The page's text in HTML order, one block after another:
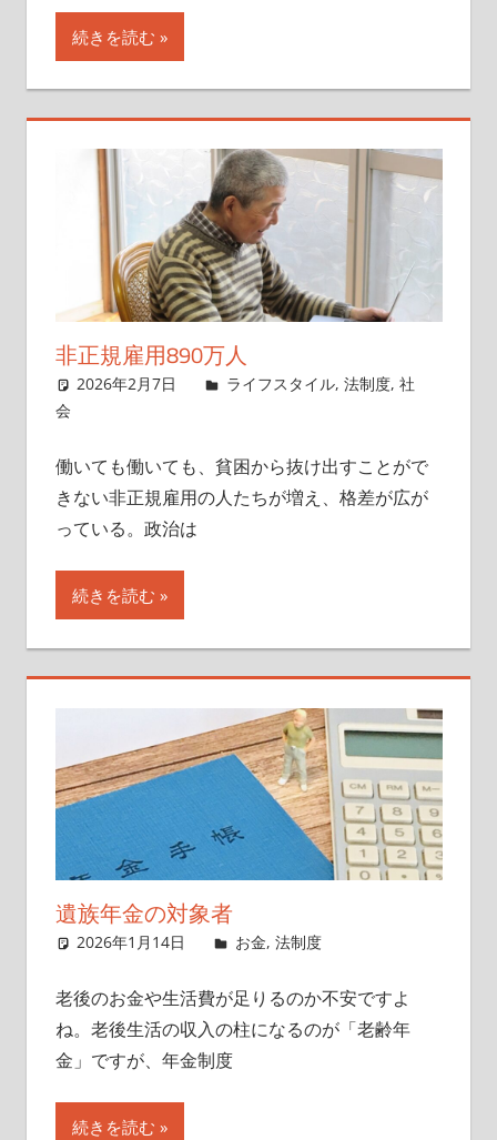
続きを読む
非正規雇用890万人
2026年2月7日 singlelife65
ライフスタイル, 法制度, 社
会
働いても働いても、貧困から抜け出すことがで
きない非正規雇用の人たちが増え、格差が広が
っている。政治は
続きを読む
遺族年金の対象者
2026年1月14日 singlelife65
お金, 法制度
老後のお金や生活費が足りるのか不安ですよ
ね。老後生活の収入の柱になるのが「老齢年
金」ですが、年金制度
続きを読む